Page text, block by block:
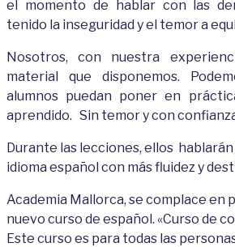
el momento de hablar con lasde
tenido la inseguridad y el temor a
Nosotros, con nuestra
material que disponemos. Pode
alumnos puedan poner en
aprendido. Sin temor y con
Durante las lecciones, ellos
idioma español con más fluidez y
Academia Mallorca, se complace en
nuevo curso de español. «Curso de
Este curso es para todas las